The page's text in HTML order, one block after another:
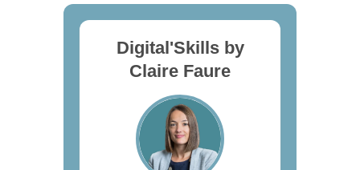
Digital'Skills by
Claire Faure